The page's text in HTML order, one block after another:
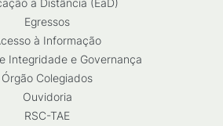
a Distância (EaD)
Egressos
à Informação
Integridade e Governança
Órgão Colegiados
Ouvidoria
RSC-TAE